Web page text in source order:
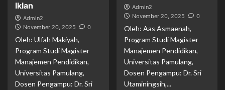
Iklan
Admin2
November 20, 2025
0
Oleh: Ulfah Makiyah,
Program Studi Magister
Manajemen Pendidikan,
Universitas Pamulang,
Dosen Pengampu: Dr. Sri
Admin2
November 20, 2025
0
Oleh: Aas Asmaenah,
Program Studi Magister
Manajemen Pendidikan,
Universitas Pamulang,
Dosen Pengampu: Dr. Sri
Utaminingsih,...